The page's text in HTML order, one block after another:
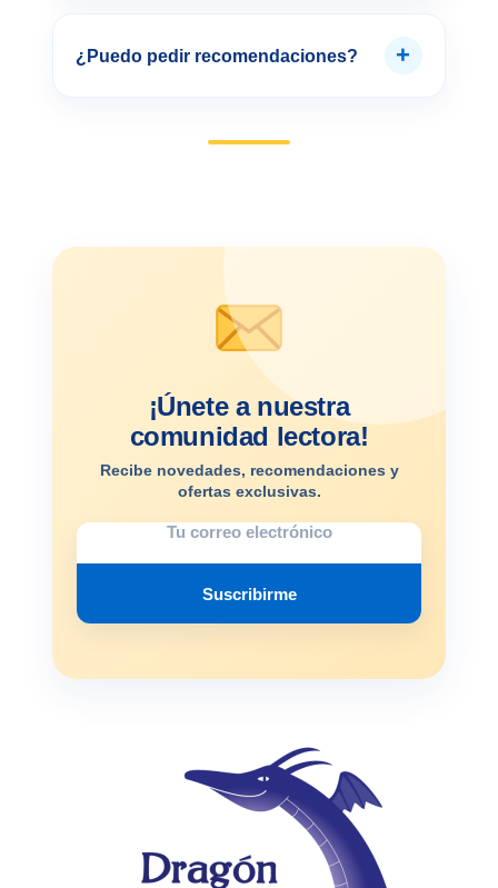
¿Puedo pedir recomendaciones? +
¡Únete a nuestra
comunidad lectora!
Recibe novedades, recomendaciones y
ofertas exclusivas.
Suscribirme